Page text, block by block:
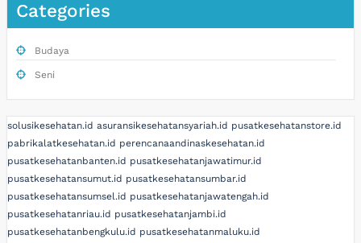
Categories
Budaya
Seni
solusikesehatan.id asuransikesehatansyariah.id pusatkesehatanstore.id
pabrikalatkesehatan.id perencanaandinaskesehatan.id
pusatkesehatanbanten.id pusatkesehatanjawatimur.id
pusatkesehatansumut.id pusatkesehatansumbar.id
pusatkesehatansumsel.id pusatkesehatanjawatengah.id
pusatkesehatanriau.id pusatkesehatanjambi.id
pusatkesehatanbengkulu.id pusatkesehatanmaluku.id